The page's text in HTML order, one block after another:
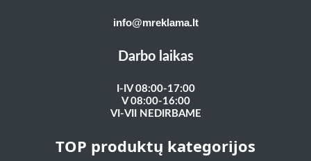
info@mreklama.lt
Darbo laikas
I-IV 08:00-17:00
V 08:00-16:00
VI-VII NEDIRBAME
TOP produktų kategorijos